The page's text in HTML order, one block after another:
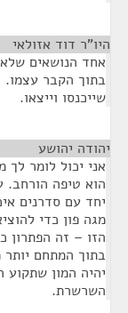
היו"ר דוד אזולאי
אחד הנושאים
בתוך הקבר עצמו.
שייכנסו וייצאו.
יהודה יהושע
אני יכול לומר
הוא טיפה הורחב.
יחד עם סדרנים
מגה פון כדי
הזו – זה
בתוך המתחם
יהיה המון
השרשרת.